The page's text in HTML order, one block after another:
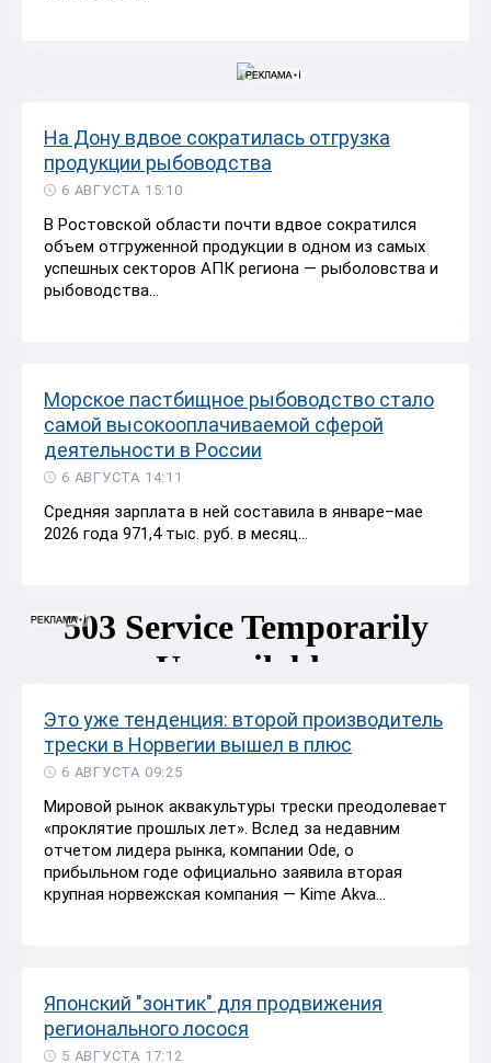
На Дону вдвое сократилась отгрузка
продукции рыбоводства
6 АВГУСТА 15:10
В Ростовской области почти вдвое сократился
объем отгруженной продукции в одном из самых
успешных секторов АПК региона — рыболовства и
рыбоводства...
Морское пастбищное рыбоводство стало
самой высокооплачиваемой сферой
деятельности в России
6 АВГУСТА 14:11
Средняя зарплата в ней составила в январе–мае
2026 года 971,4 тыс. руб. в месяц...
Это уже тенденция: второй производитель
трески в Норвегии вышел в плюс
6 АВГУСТА 09:25
Мировой рынок аквакультуры трески преодолевает
«проклятие прошлых лет». Вслед за недавним
отчетом лидера рынка, компании Ode, о
прибыльном годе официально заявила вторая
крупная норвежская компания — Kime Akva...
Японский "зонтик" для продвижения
регионального лосося
5 АВГУСТА 17:12